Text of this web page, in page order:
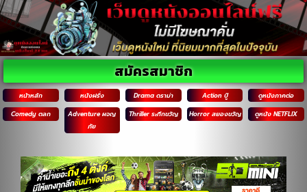
หน้าหลัก หนังฝรั่ง Drama ดราม่า Action บู๊
ดูหนังภาคต่อ
Comedy ตลก
Adventure ผจญ
ภัย
Thriller ระทึกขวัญ Horror สยองขวัญ ดูหนัง NETFLIX
สมัครสมาชิก